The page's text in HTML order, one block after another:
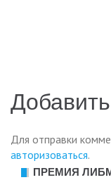
Для отправки
авторизоваться.
ПРЕМИЯ